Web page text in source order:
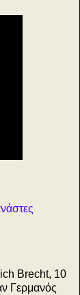
Brecht, 10
Γερμανός